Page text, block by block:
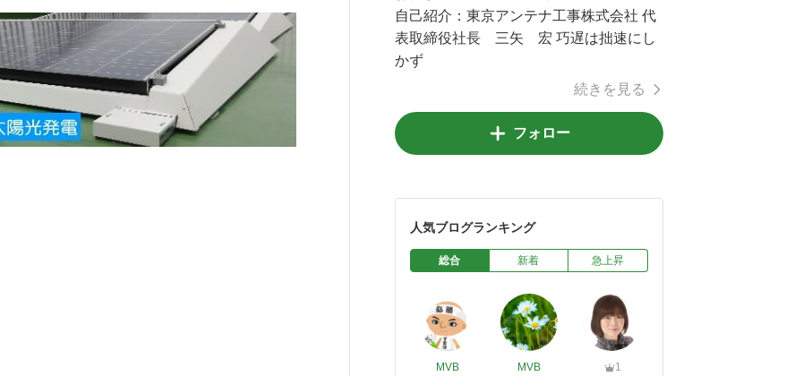
自己紹介： 東京アンテナ工事株式会社 代
表取締役社長 三矢 宏 巧遅は拙速にし
かず
続きを見る
フォロー
人気ブログランキング
総合 新着 急上昇
MVB
MVB
1